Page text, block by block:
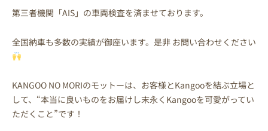
第三者機関「AIS」の車両検査を済ませております。
全国納車も多数の実績が御座います。是非 お問い合わせください
KANGOO NO MORIのモットーは、お客様とKangooを結ぶ立場と
して、“本当に良いものをお届けし末永くKangooを可愛がってい
ただくこと”です！